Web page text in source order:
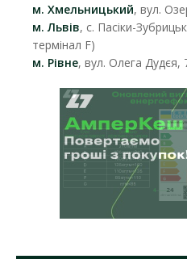
м. Хмельницький, вул.
м. Львів, с. Пасіки-
термінал F)
м. Рівне, вул. Олега Дудєя,